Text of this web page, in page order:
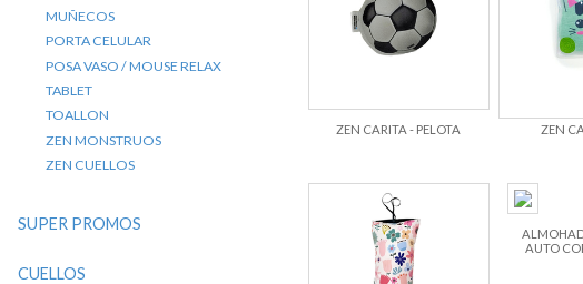
MUÑECOS
PORTA CELULAR
POSA VASO / MOUSE RELAX
TABLET
TOALLON
ZEN MONSTRUOS
ZEN CUELLOS
SUPER PROMOS
CUELLOS
ZEN CARITA - PELOTA ZEN
AUTO